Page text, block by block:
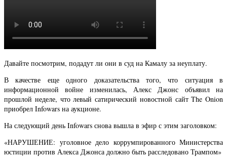
Давайте посмотрим, подадут ли они в суд на Камалу за неуплату.
В качестве еще одного доказательства того, что ситуация в
информационной войне изменилась, Алекс Джонс объявил на
прошлой неделе, что левый сатирический новостной сайт The Onion
приобрел Infowars на аукционе.
На следующий день Infowars снова вышла в эфир с этим заголовком:
«НАРУШЕНИЕ: уголовное дело коррумпированного Министерства
юстиции против Алекса Джонса должно быть расследовано Трампом»